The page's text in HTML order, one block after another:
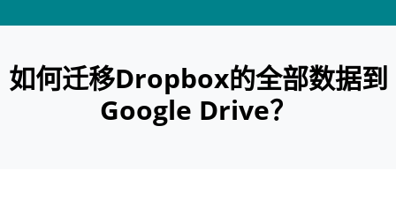
如何迁移Dropbox的全部数据到
Google Drive？